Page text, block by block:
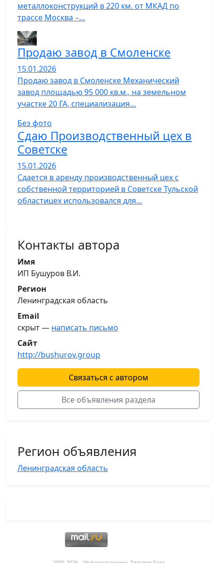
металлоконструкций в 220 км. от МКАД по
трассе Москва –…
Продаю завод в Смоленске
15.01.2026
Продаю завод в Смоленске Механический
завод площадью 95 000 кв.м., на земельном
участке 20 ГА, специализация…
Без фото
Сдаю Производственный цех в
Советске
15.01.2026
Сдается в аренду производственный цех с
собственной территорией в Советске Тульской
областицех использовался для…
Контакты автора
Имя
ИП Бушуров В.И.
Регион
Ленинградская область
Email
скрыт — написать письмо
Сайт
http://bushurov.group
Связаться с автором
Все объявления раздела
Регион объявления
Ленинградская область